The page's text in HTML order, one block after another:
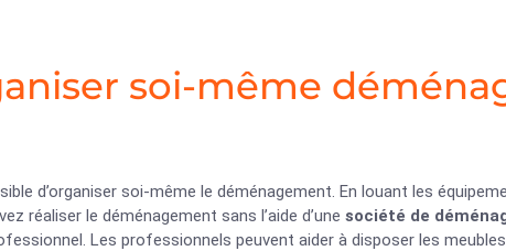
soi-même
d’organiser soi-même le déménagement. En louant les
réaliser le déménagement sans l’aide d’une société de
Les professionnels peuvent aider à disposer les